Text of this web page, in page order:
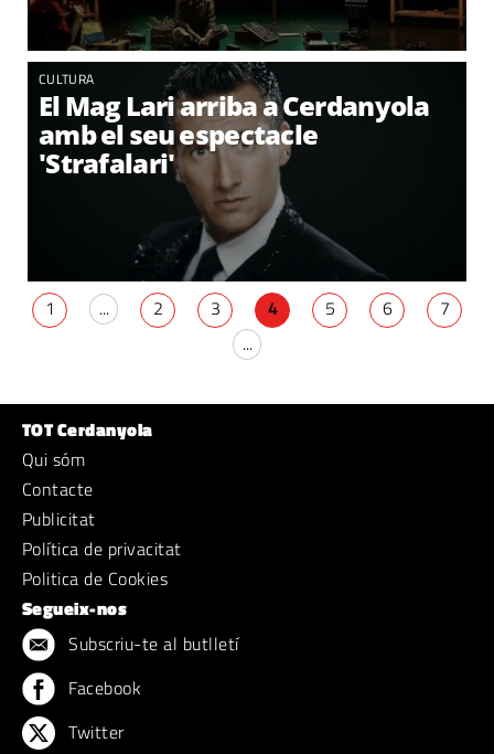
CULTURA
El Mag Lari arriba a Cerdanyola
amb el seu espectacle
'Strafalari'
1 ... 2 3 4 5 6
7
...
TOT Cerdanyola
Qui sóm
Contacte
Publicitat
Política de privacitat
Politica de Cookies
Segueix-nos
Subscriu-te al butlletí
Facebook
Twitter